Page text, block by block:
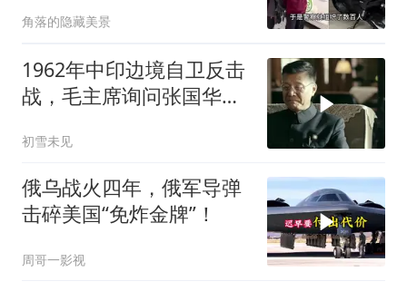
角落的隐藏美景
1962年中印边境自卫反击
战，毛主席询问张国华能
初雪未见
俄乌战火四年，俄军导弹
击碎美国“免炸金牌”！
周哥一影视